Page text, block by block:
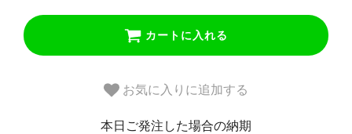
41,250円(税込)
50(48)cm（輝石なし）
カートに入れる
お気に入りに追加する
本日ご発注した場合の納期